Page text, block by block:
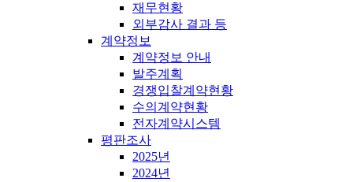
재무현황
외부감사 결과 등
계약정보
계약정보 안내
발주계획
경쟁입찰계약현황
수의계약현황
전자계약시스템
평판조사
2025년
2024년